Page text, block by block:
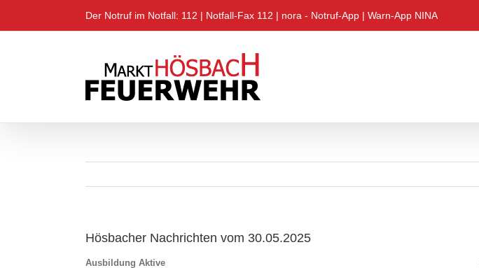
springen
Der Notruf im Notfall: 112 | Notfall-Fax 112 | nora - Notruf-App | Warn-App NINA
Hösbacher Nachrichten vom 30.05.2025
Ausbildung Aktive